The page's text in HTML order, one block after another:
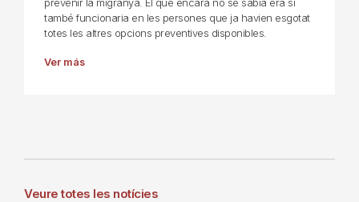
prevenir la migranya. El que encara no se sabia era si
també funcionaria en les persones que ja havien esgotat
totes les altres opcions preventives disponibles.
Ver más
Veure totes les notícies